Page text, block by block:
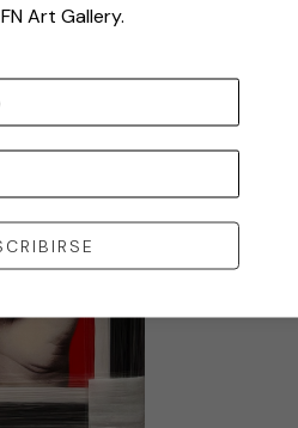
Art Gallery.